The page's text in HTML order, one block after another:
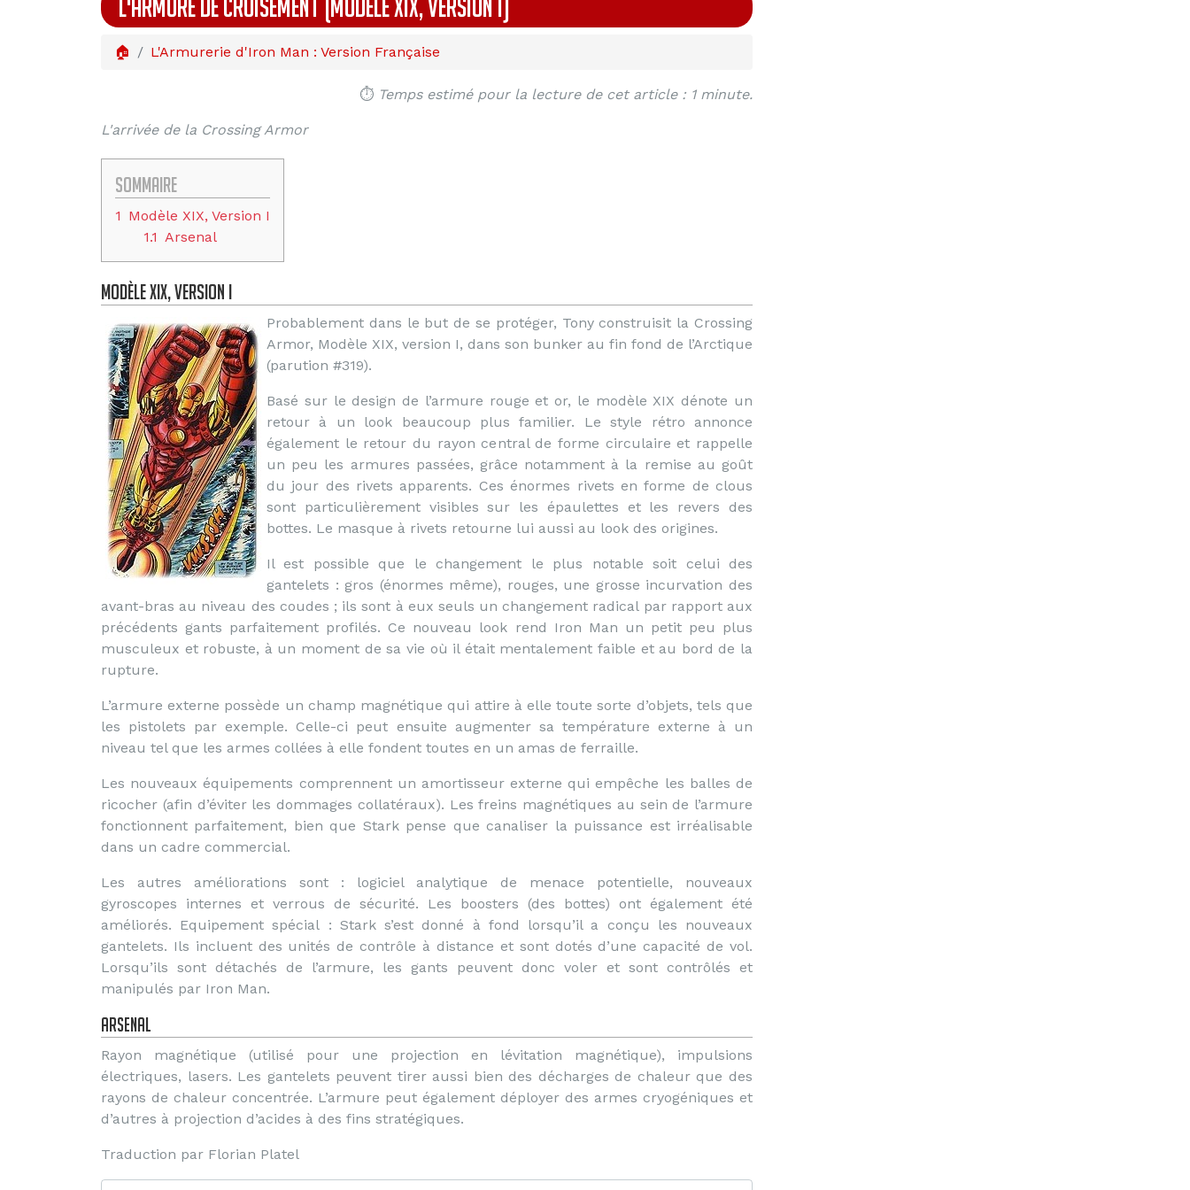
L'ARMURE DE CROISEMENT (MODÈLE XIX, VERSION I)
🏠 L'Armurerie d'Iron Man : Version Française
⏱️ Temps estimé pour la lecture de cet article : 1 minute.
L'arrivée de la Crossing Armor
Sommaire
1 Modèle XIX, Version I
1.1 Arsenal
Modèle XIX, Version I
Probablement dans le but de se protéger, Tony construisit la Crossing
Armor, Modèle XIX, version I, dans son bunker au fin fond de l’Arctique
(parution #319).
Basé sur le design de l’armure rouge et or, le modèle XIX dénote un
retour à un look beaucoup plus familier. Le style rétro annonce
également le retour du rayon central de forme circulaire et rappelle
un peu les armures passées, grâce notamment à la remise au goût
du jour des rivets apparents. Ces énormes rivets en forme de clous
sont particulièrement visibles sur les épaulettes et les revers des
bottes. Le masque à rivets retourne lui aussi au look des origines.
Il est possible que le changement le plus notable soit celui des
gantelets : gros (énormes même), rouges, une grosse incurvation des
avant-bras au niveau des coudes ; ils sont à eux seuls un changement radical par rapport aux
précédents gants parfaitement profilés. Ce nouveau look rend Iron Man un petit peu plus
musculeux et robuste, à un moment de sa vie où il était mentalement faible et au bord de la
rupture.
L’armure externe possède un champ magnétique qui attire à elle toute sorte d’objets, tels que
les pistolets par exemple. Celle-ci peut ensuite augmenter sa température externe à un
niveau tel que les armes collées à elle fondent toutes en un amas de ferraille.
Les nouveaux équipements comprennent un amortisseur externe qui empêche les balles de
ricocher (afin d’éviter les dommages collatéraux). Les freins magnétiques au sein de l’armure
fonctionnent parfaitement, bien que Stark pense que canaliser la puissance est irréalisable
dans un cadre commercial.
Les autres améliorations sont : logiciel analytique de menace potentielle, nouveaux
gyroscopes internes et verrous de sécurité. Les boosters (des bottes) ont également été
améliorés. Equipement spécial : Stark s’est donné à fond lorsqu’il a conçu les nouveaux
gantelets. Ils incluent des unités de contrôle à distance et sont dotés d’une capacité de vol.
Lorsqu’ils sont détachés de l’armure, les gants peuvent donc voler et sont contrôlés et
manipulés par Iron Man.
Arsenal
Rayon magnétique (utilisé pour une projection en lévitation magnétique), impulsions
électriques, lasers. Les gantelets peuvent tirer aussi bien des décharges de chaleur que des
rayons de chaleur concentrée. L’armure peut également déployer des armes cryogéniques et
d’autres à projection d’acides à des fins stratégiques.
Traduction par Florian Platel